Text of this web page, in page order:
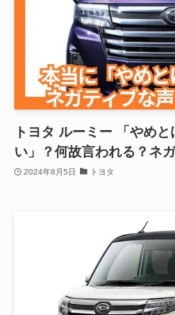
トヨタ ルーミー 「やめ
い」？何故言われる？ネ
2024年8月5日 トヨタ